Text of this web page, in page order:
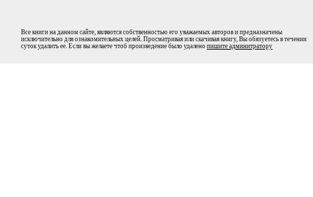
Все книги на данном сайте, являются собственностью его уважаемых авторов и предназначены
исключительно для ознакомительных целей. Просматривая или скачивая книгу, Вы обязуетесь в течении
суток удалить ее. Если вы желаете чтоб произведение было удалено пишите админитратору